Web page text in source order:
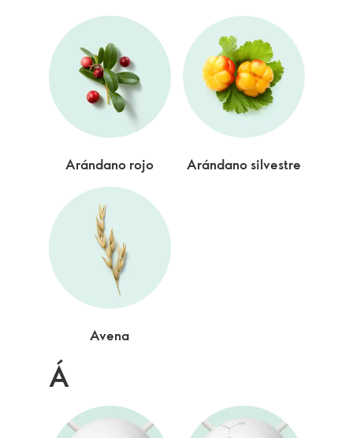
Arándano rojo Arándano silvestre
Avena
Á